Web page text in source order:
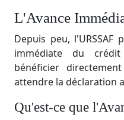
L'Avance
Depuis peu, l'URSSAF
immédiate du
bénéficier
attendre la déclaration
Qu'est-ce que